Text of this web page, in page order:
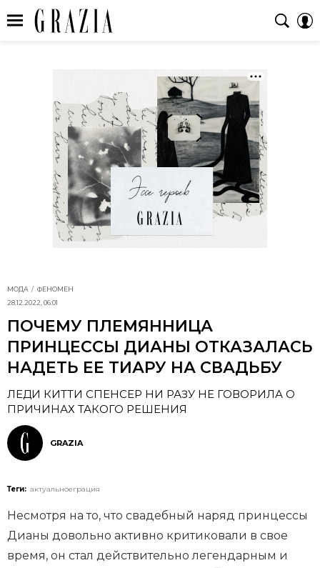
МОДА
ФЕНОМЕН
28.12.2022, 06:01
ПОЧЕМУ ПЛЕМЯННИЦА
ПРИНЦЕССЫ ДИАНЫ ОТКАЗАЛАСЬ
НАДЕТЬ ЕЕ ТИАРУ НА СВАДЬБУ
ЛЕДИ КИТТИ СПЕНСЕР НИ РАЗУ НЕ ГОВОРИЛА О
ПРИЧИНАХ ТАКОГО РЕШЕНИЯ
GRAZIA
Теги: актуальноеграция
Несмотря на то, что свадебный наряд принцессы
Дианы довольно активно критиковали в свое
время, он стал действительно легендарным и